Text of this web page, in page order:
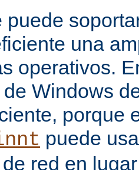
puede
una
operativos.
Windows
porque
puede
red en